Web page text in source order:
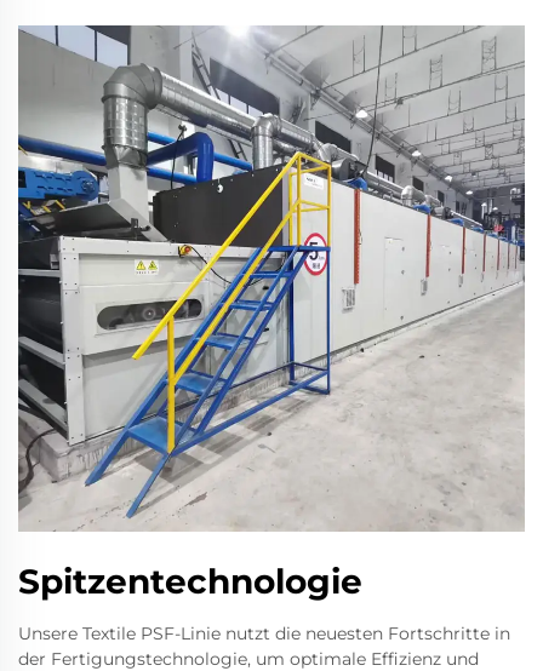
Spitzentechnologie
Unsere Textile PSF-Linie nutzt die neuesten Fortschritte in
der Fertigungstechnologie, um optimale Effizienz und